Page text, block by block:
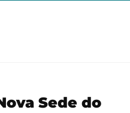
Sede do